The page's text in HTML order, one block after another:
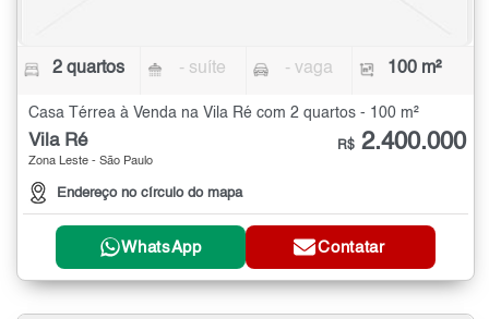
2 quartos - suíte - vaga 100 m²
Casa Térrea à Venda na Vila Ré com 2 quartos - 100 m²
Vila Ré
Zona Leste - São Paulo
Endereço no círculo do mapa
R$ 2.400.000
WhatsApp Contatar